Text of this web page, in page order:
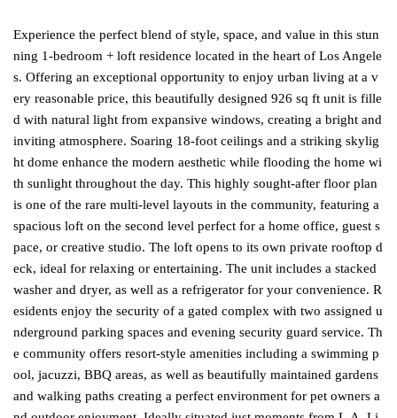
Experience the perfect blend of style, space, and value in this stun
ning 1-bedroom + loft residence located in the heart of Los Angele
s. Offering an exceptional opportunity to enjoy urban living at a v
ery reasonable price, this beautifully designed 926 sq ft unit is fille
d with natural light from expansive windows, creating a bright and
inviting atmosphere. Soaring 18-foot ceilings and a striking skylig
ht dome enhance the modern aesthetic while flooding the home wi
th sunlight throughout the day. This highly sought-after floor plan
is one of the rare multi-level layouts in the community, featuring a
spacious loft on the second level perfect for a home office, guest s
pace, or creative studio. The loft opens to its own private rooftop d
eck, ideal for relaxing or entertaining. The unit includes a stacked
washer and dryer, as well as a refrigerator for your convenience. R
esidents enjoy the security of a gated complex with two assigned u
nderground parking spaces and evening security guard service. Th
e community offers resort-style amenities including a swimming p
ool, jacuzzi, BBQ areas, as well as beautifully maintained gardens
and walking paths creating a perfect environment for pet owners a